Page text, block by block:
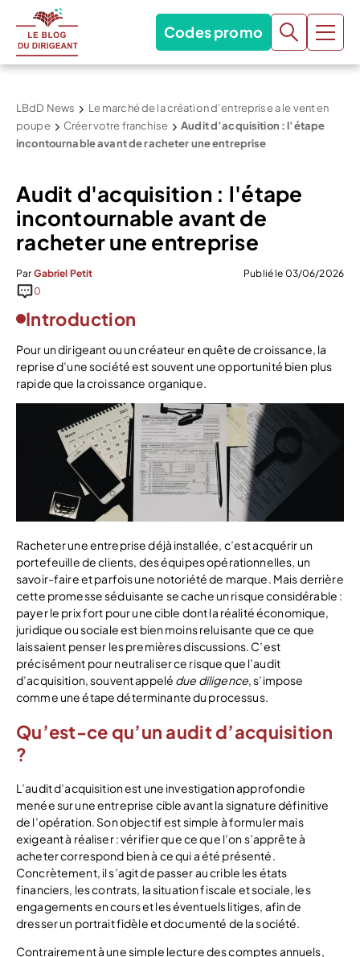
Codes promo
LBdD News
Le marché de la création d’entreprise a le vent en
poupe
Créer votre franchise
Audit d’acquisition : l’étape
incontournable avant de racheter une entreprise
Audit d'acquisition : l'étape
incontournable avant de
racheter une entreprise
Par Gabriel Petit
Publié le 03/06/2026
0
Introduction
Pour un dirigeant ou un créateur en quête de croissance, la
reprise d’une société est souvent une opportunité bien plus
rapide que la croissance organique.
Racheter une entreprise déjà installée, c’est acquérir un
portefeuille de clients, des équipes opérationnelles, un
savoir-faire et parfois une notoriété de marque. Mais derrière
cette promesse séduisante se cache un risque considérable :
payer le prix fort pour une cible dont la réalité économique,
juridique ou sociale est bien moins reluisante que ce que
laissaient penser les premières discussions. C’est
précisément pour neutraliser ce risque que l’audit
d’acquisition, souvent appelé due diligence, s’impose
comme une étape déterminante du processus.
Qu’est-ce qu’un audit d’acquisition
?
L’audit d’acquisition est une investigation approfondie
menée sur une entreprise cible avant la signature définitive
de l’opération. Son objectif est simple à formuler mais
exigeant à réaliser : vérifier que ce que l’on s’apprête à
acheter correspond bien à ce qui a été présenté.
Concrètement, il s’agit de passer au crible les états
financiers, les contrats, la situation fiscale et sociale, les
engagements en cours et les éventuels litiges, afin de
dresser un portrait fidèle et documenté de la société.
Contrairement à une simple lecture des comptes annuels,